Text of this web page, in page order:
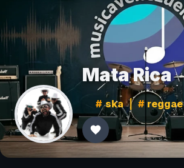
Mata Rica
ska | reggae